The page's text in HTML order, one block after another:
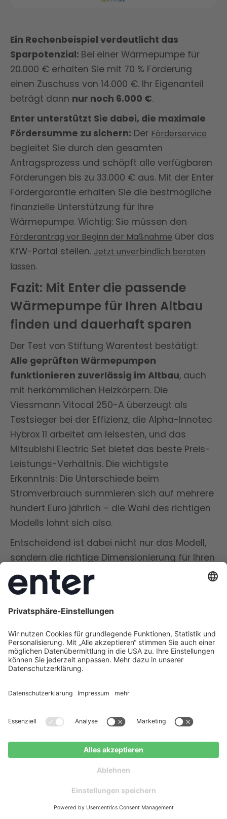
Ein Rechenbeispiel verdeutlicht das
Sparpotenzial: Bei einer Wärmepumpe für
20.000 € erhalten Sie mit 70 % Förderung
einen Zuschuss von 14.000 €. Ihr Eigenanteil
beträgt dann nur noch 6.000 €.
Enter unterstützt Sie dabei, die maximale
Fördersumme zu sichern: Der Förderservice
begleitet Sie durch den gesamten
Antragsprozess und schöpft alle verfügbaren
Förderungen bis zu 33.000 € aus. Mit der Enter
Fördergarantie erhalten Sie die bestmögliche
finanzielle Unterstützung für Ihre
Wärmepumpe. Wichtig: Sie müssen den
Förderantrag vor Beginn der Maßnahme über das
KfW-Portal stellen. Jetzt unverbindlich beraten
lassen.
Fazit: Mit Enter die passende
Wärmepumpe für Ihren Altbau
finden und dauerhaft sparen
Der Test von Stiftung Warentest bestätigt:
Alle geprüften Wärmepumpen
funktionieren zuverlässig im Altbau, auch
mit herkömmlichen Heizkörpern. Die
Viessmann Vitocal 250-A überzeugt als
Testsieger bei der Effizienz, die Alpha-Innotec
Hybrox 11 arbeitet am leisesten, und das
Mitsubishi Electric Set bietet das beste Preis-
Leistungs-Verhältnis. Die wichtigste
Erkenntnis: Die Unterschiede beim
Stromverbrauch summieren sich auf mehrere
hundert Euro jährlich – die Wahl des richtigen
Modells lohnt sich also.
Entscheidend ist dabei nicht nur das Modell,
sondern die richtige Dimensionierung für Ihren
Altbau. Als Deutschlands größter
Energieberater analysieren wir Heizlast,
und empfehlen erst dann das passende
System. Unser Förderservice sichert Ihnen die
maximale KfW-Förderung, und in vielen Fällen
ist Ihre Anlage innerhalb von 30 Tagen
installiert.
Jetzt Beratung anfragen.
Häufig gestellte Fragen
Welche Wärmepumpe ist die beste für
Altbauten?